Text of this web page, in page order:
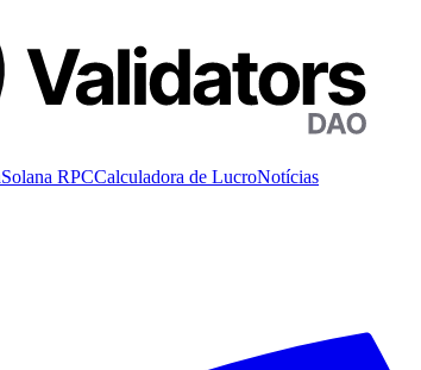
Solana RPCCalculadora de LucroNotícias